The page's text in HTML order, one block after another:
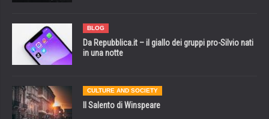
BLOG
Da Repubblica.it – il giallo dei gruppi pro-Silvio nati
in una notte
CULTURE AND SOCIETY
Il Salento di Winspeare